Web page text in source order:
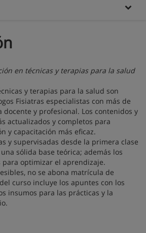
en técnicas y terapias para la salud
y terapias para la salud son
Fisiatras especialistas con más de
docente y profesional. Los contenidos y
actualizados y completos para
y capacitación más eficaz.
y supervisadas desde la primera clase
sólida base teórica; además los
optimizar el aprendizaje.
no se abona matrícula de
curso incluye los apuntes con los
insumos para las prácticas y la